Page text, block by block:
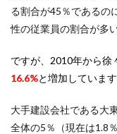
る割合が45％であるの
性の従業員の割合が多
ですが、2010年から徐
16.6%と増加しています
大手建設会社である大
全体の5％（現在は1.8